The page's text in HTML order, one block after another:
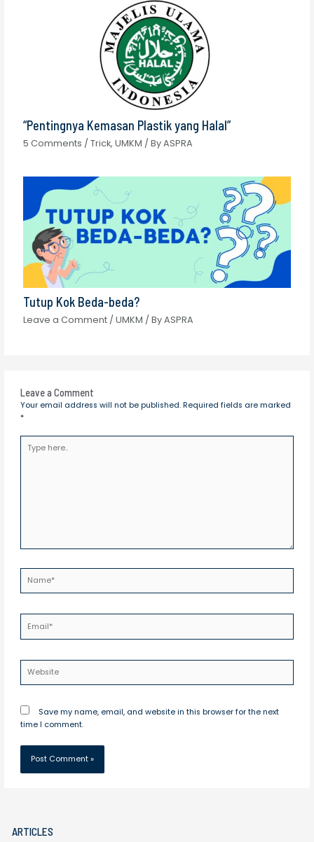
“Pentingnya Kemasan Plastik yang Halal”
5 Comments /Trick,UMKM / ByASPRA
Tutup Kok Beda-beda?
Leave a Comment /UMKM / ByASPRA
Leave a Comment
Your email address will not be published. Required fields are marked
*
here..
Save my name, email, and website in this browser for the next
time I comment.
ARTICLES